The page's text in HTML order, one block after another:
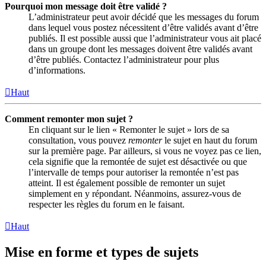
Pourquoi mon message doit être validé ?
L’administrateur peut avoir décidé que les messages du forum
dans lequel vous postez nécessitent d’être validés avant d’être
publiés. Il est possible aussi que l’administrateur vous ait placé
dans un groupe dont les messages doivent être validés avant
d’être publiés. Contactez l’administrateur pour plus
d’informations.
Haut
Comment remonter mon sujet ?
En cliquant sur le lien « Remonter le sujet » lors de sa
consultation, vous pouvez remonterle sujet en haut du forum
sur la première page. Par ailleurs, si vous ne voyez pas ce lien,
cela signifie que la remontée de sujet est désactivée ou que
l’intervalle de temps pour autoriser la remontée n’est pas
atteint. Il est également possible de remonter un sujet
simplement en y répondant. Néanmoins, assurez-vous de
respecter les règles du forum en le faisant.
Haut
Mise en forme et types de sujets